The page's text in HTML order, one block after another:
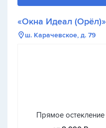
«Окна Идеал (Орёл)»
ш. Карачевское, д. 79
Прямое остекление